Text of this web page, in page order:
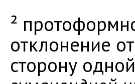
²
отклонение
сторону